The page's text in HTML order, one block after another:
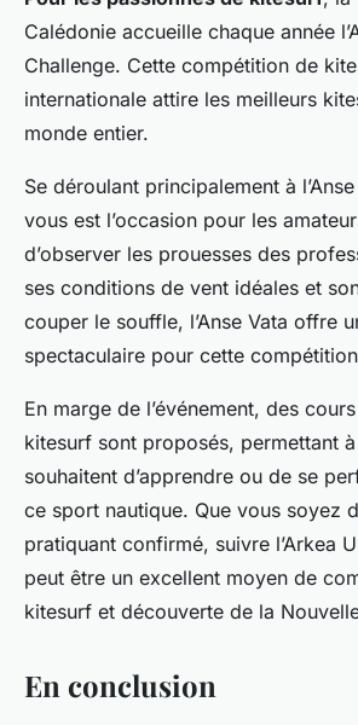
Calédonie accueille chaque année
Challenge. Cette compétition de
internationale attire les meilleurs
monde entier.
Se déroulant principalement à
vous est l’occasion pour les
d’observer les prouesses des
ses conditions de vent idéales et
couper le souffle, l’Anse Vata offre
spectaculaire pour cette
En marge de l’événement, des
kitesurf sont proposés, permettant
souhaitent d’apprendre ou de se
ce sport nautique. Que vous soyez
pratiquant confirmé, suivre l’Arkea
peut être un excellent moyen de
kitesurf et découverte de la
En conclusion